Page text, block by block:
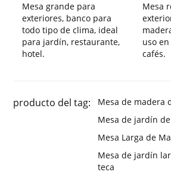
Mesa grande para
exteriores, banco para
todo tipo de clima, ideal
para jardín, restaurante,
hotel.
Mesa
uso
cafés.
producto del tag:
Mesa de madera
Mesa de jardín
Mesa Larga de
Mesa de jardín
teca